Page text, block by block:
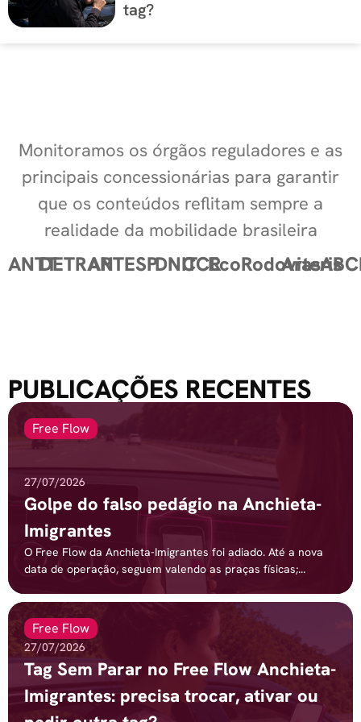
tag?
Monitoramos os órgãos reguladores e as
principais concessionárias para garantir
que os conteúdos reflitam sempre a
realidade da mobilidade brasileira
ANTTDETRANARTESPDNITCCREcoRodovias
Arteris
PUBLICAÇÕES RECENTES
Free Flow
27/07/2026
Golpe do falso pedágio na Anchieta-
Imigrantes
O Free Flow da Anchieta-Imigrantes foi adiado. Até a nova
data de operação, seguem valendo as praças físicas;...
Free Flow
27/07/2026
Tag Sem Parar no Free Flow Anchieta-
Imigrantes: precisa trocar, ativar ou